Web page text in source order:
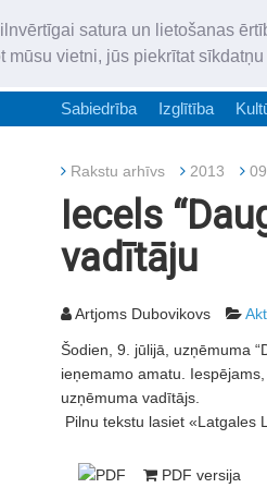
satura un lietošanas
mūsu vietni, jūs piekrītat
Sabiedrība Izglītība
Rakstu arhīvs 2013
Iecels
vadītāju
Artjoms Dubovikovs
Šodien, 9. jūlijā, uzņēmuma
ieņemamo amatu.
uzņēmuma vadītājs.
Pilnu tekstu lasiet «Latgales
PDF versija